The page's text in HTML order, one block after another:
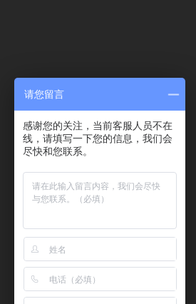
请您留言
感谢您的关注，当前客服人员不在
线，请填写一下您的信息，我们会
尽快和您联系。